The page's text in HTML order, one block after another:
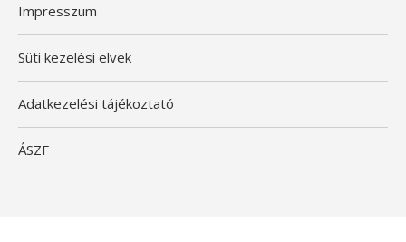
Impresszum
Süti kezelési elvek
Adatkezelési tájékoztató
ÁSZF